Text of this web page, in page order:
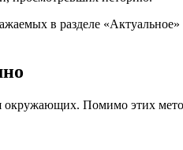
в разделе
Помимо этих